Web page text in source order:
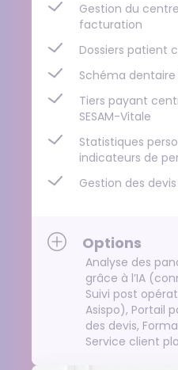
Gestion du
facturation
Dossiers patient
Schéma
Tiers payant
SESAM-Vitale
Statistiques
indicateurs de
Gestion des devis
Options
Analyse des
grâce à l’IA
Suivi post
Asispo), Portail
des devis,
Service client